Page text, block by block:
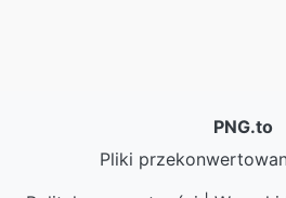
PNG.to
Pliki